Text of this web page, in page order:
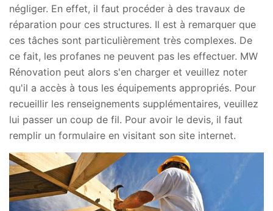
négliger. En effet, il faut procéder à des travaux de
réparation pour ces structures. Il est à remarquer que
ces tâches sont particulièrement très complexes. De
ce fait, les profanes ne peuvent pas les effectuer. MW
Rénovation peut alors s'en charger et veuillez noter
qu'il a accès à tous les équipements appropriés. Pour
recueillir les renseignements supplémentaires, veuillez
lui passer un coup de fil. Pour avoir le devis, il faut
remplir un formulaire en visitant son site internet.